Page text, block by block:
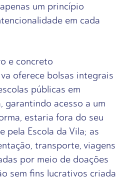
um princípio
em cada
e concreto
oferece bolsas integrais
públicas em
garantindo acesso a um
estaria fora do seu
pela Escola da Vila; as
transporte, viagens
por meio de doações
sem fins lucrativos criada